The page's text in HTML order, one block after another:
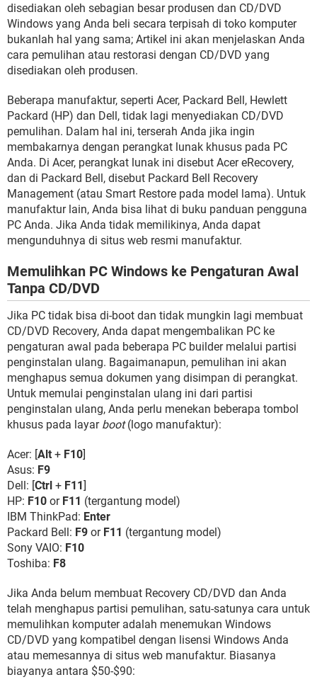
disediakan oleh sebagian besar produsen dan CD/DVD
Windows yang Anda beli secara terpisah di toko komputer
bukanlah hal yang sama; Artikel ini akan menjelaskan Anda
cara pemulihan atau restorasi dengan CD/DVD yang
disediakan oleh produsen.
Beberapa manufaktur, seperti Acer, Packard Bell, Hewlett
Packard (HP) dan Dell, tidak lagi menyediakan CD/DVD
pemulihan. Dalam hal ini, terserah Anda jika ingin
membakarnya dengan perangkat lunak khusus pada PC
Anda. Di Acer, perangkat lunak ini disebut Acer eRecovery,
dan di Packard Bell, disebut Packard Bell Recovery
Management (atau Smart Restore pada model lama). Untuk
manufaktur lain, Anda bisa lihat di buku panduan pengguna
PC Anda. Jika Anda tidak memilikinya, Anda dapat
mengunduhnya di situs web resmi manufaktur.
Memulihkan PC Windows ke Pengaturan Awal
Tanpa CD/DVD
Jika PC tidak bisa di-boot dan tidak mungkin lagi membuat
CD/DVD Recovery, Anda dapat mengembalikan PC ke
pengaturan awal pada beberapa PC builder melalui partisi
penginstalan ulang. Bagaimanapun, pemulihan ini akan
menghapus semua dokumen yang disimpan di perangkat.
Untuk memulai penginstalan ulang ini dari partisi
penginstalan ulang, Anda perlu menekan beberapa tombol
khusus pada layar boot(logo manufaktur):
Acer: [Alt + F10]
Asus: F9
Dell: [Ctrl + F11]
HP: F10 or F11 (tergantung model)
IBM ThinkPad: Enter
Packard Bell: F9 or F11 (tergantung model)
Sony VAIO: F10
Toshiba: F8
Jika Anda belum membuat Recovery CD/DVD dan Anda
telah menghapus partisi pemulihan, satu-satunya cara untuk
memulihkan komputer adalah menemukan Windows
CD/DVD yang kompatibel dengan lisensi Windows Anda
atau memesannya di situs web manufaktur. Biasanya
biayanya antara $50-$90: